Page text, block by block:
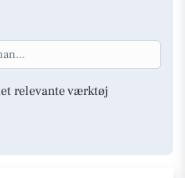
relevante værktøj